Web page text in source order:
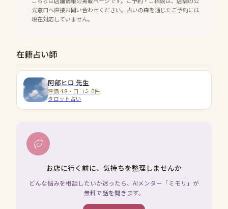
式窓口へ直接お問い合わせください。占いの森を通じたご予約には
現在対応していません。
在籍占い師
阿部ヒロ 先生
評価 4.8・口コミ 0件
タロット占い
お店に行く前に、気持ちを整理しませんか
どんな悩みを相談したいか迷ったら、AIメンター「ミモリ」が
無料で話を聞きます。